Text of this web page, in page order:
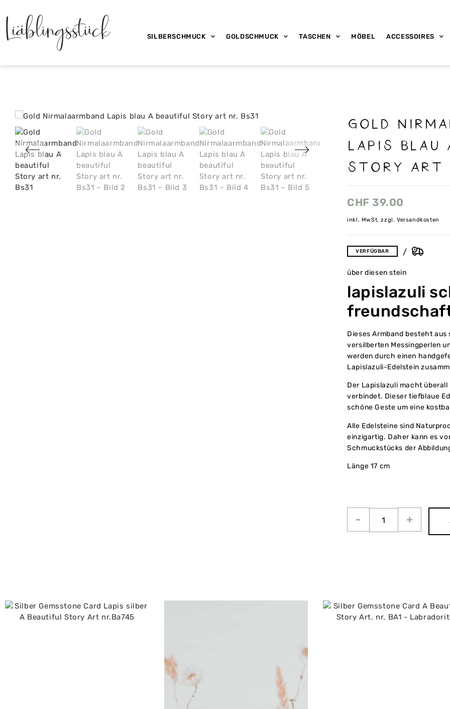
SILBERSCHMUCK GOLDSCHMUCK TASCHEN MÖBEL ACCESSOIRES
Gold
Lapis
Story art
CHF 39.00
inkl. MwSt, zzgl. Versandkosten
VERFÜGBAR
über diesen stein
lapislazuli
Dieses Armband besteht
versilberten Messingperlen
werden durch einen
Lapislazuli-Edelstein
Der Lapislazuli macht
verbindet. Dieser tiefblaue
schöne Geste um eine
Alle Edelsteine sind
einzigartig. Daher kann es
Schmuckstücks der
Länge 17 cm